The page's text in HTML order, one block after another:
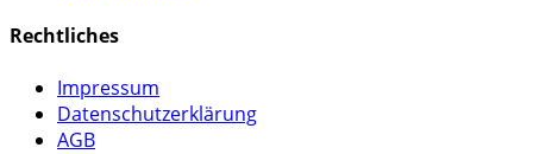
Rechtliches
Impressum
Datenschutzerklärung
AGB